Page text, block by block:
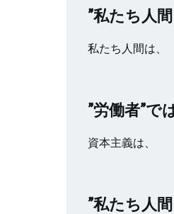
”私たち人
私たち人間は、
”労働者”で
資本主義は、
”私たち人